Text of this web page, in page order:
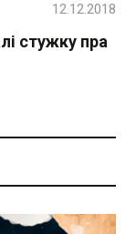
стужку пра
12.12.2018